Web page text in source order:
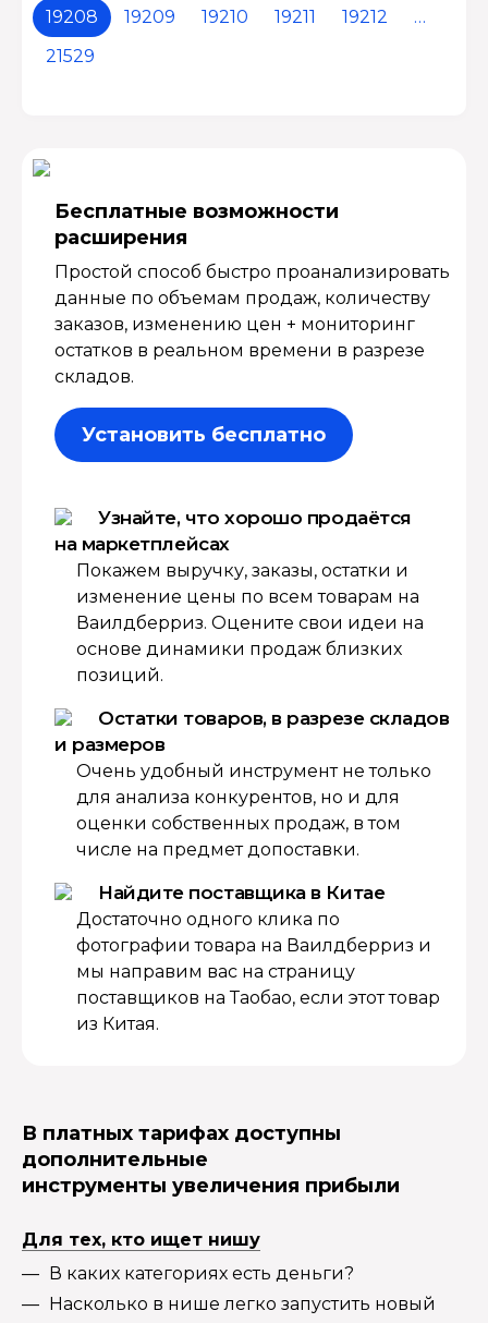
19208 19209 19210 19211 19212
…
21529
Бесплатные возмож­ности
расширения
Простой способ быстро проанализировать
данные по объемам продаж, количеству
заказов, изменению цен + мониторинг
остатков в реальном времени в разрезе
складов.
Установить бесплатно
Узнайте, что хорошо продаётся
на маркетплейсах
Покажем выручку, заказы, остатки и
изменение цены по всем товарам на
Ваилдберриз. Оцените свои идеи на
основе динамики продаж близких
позиций.
Остатки товаров, в разрезе складов
и размеров
Очень удобный инструмент не только
для анализа конкурентов, но и для
оценки собственных продаж, в том
числе на предмет допоставки.
Найдите поставщика в Китае
Достаточно одного клика по
фотографии товара на Ваилдберриз и
мы направим вас на страницу
поставщиков на Таобао, если этот товар
из Китая.
В платных тарифах доступны
дополнительные
инструменты увеличения прибыли
Для тех, кто ищет нишу
В каких категориях есть деньги?
Насколько в нише легко запустить новый